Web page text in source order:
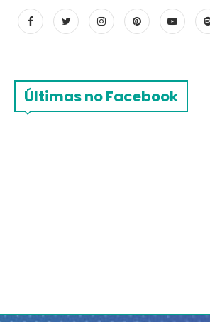
Últimas no Facebook